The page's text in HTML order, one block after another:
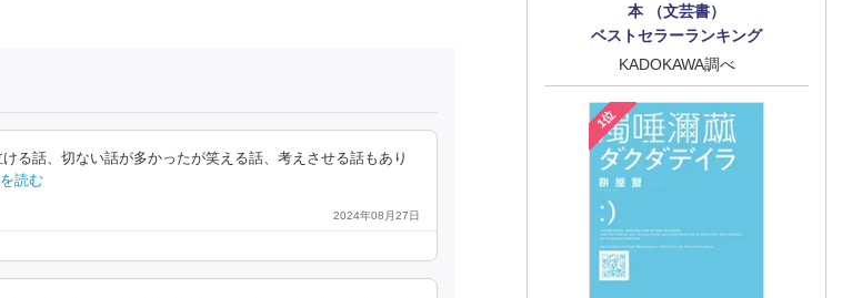
る話、切ない話が多かったが笑える話、考えさせる話もあり
読む
2024年08月27日
本 （文芸書）
ベストセラーランキング
KADOKAWA調べ
1位